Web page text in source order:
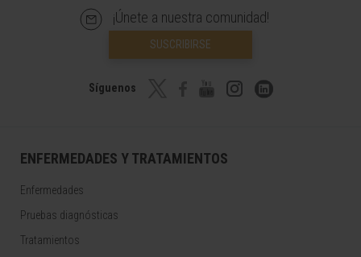
¡Únete a nuestra comunidad!
SUSCRIBIRSE
Síguenos
ENFERMEDADES Y TRATAMIENTOS
Enfermedades
Pruebas diagnósticas
Tratamientos